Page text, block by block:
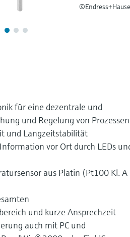
für eine dezentrale und
und Regelung von Prozessen
und Langzeitstabilität
vor Ort durch LEDs
aus Platin (Pt100 Kl. A
und kurze Ansprechzeit
auch mit PC und